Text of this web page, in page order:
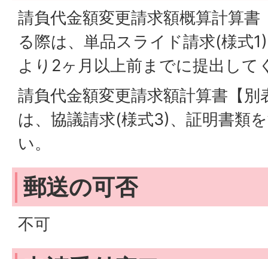
請負代金額変更請求額概算計算書
る際は、単品スライド請求(様式
より2ヶ月以上前までに提出して
請負代金額変更請求額計算書【
は、協議請求(様式3)、証明書類
い。
郵送の可否
不可